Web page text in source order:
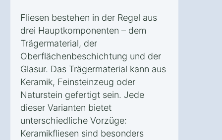
Fliesen bestehen in der Regel aus
drei Hauptkomponenten – dem
Trägermaterial, der
Oberflächenbeschichtung und der
Glasur. Das Trägermaterial kann aus
Keramik, Feinsteinzeug oder
Naturstein gefertigt sein. Jede
dieser Varianten bietet
unterschiedliche Vorzüge:
Keramikfliesen sind besonders